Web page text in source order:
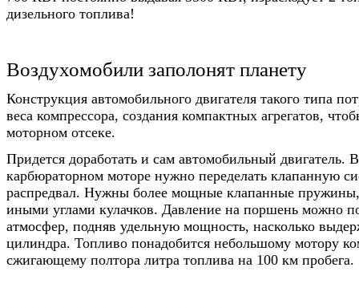
дизельного топлива!
Воздухомобили заполонят планету
Конструкция автомобильного двигателя такого типа
веса компрессора, создания компактных агрегатов,
моторном отсеке.
Придется доработать и сам автомобильный двигатель.
карбюраторном моторе нужно переделать клапанную
распредвал. Нужны более мощные клапанные пружины,
иными углами кулачков. Давление на поршень можно
атмосфер, подняв удельную мощность, насколько
цилиндра. Топливо понадобится небольшому мотору
сжигающему полтора литра топлива на 100 км пробега.